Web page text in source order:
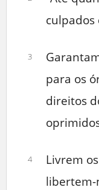
culpados
3
para os
direitos
4
Livrem
libertem-